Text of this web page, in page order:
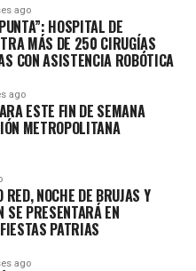
ago
HOSPITAL DE
MÁS DE 250 CIRUGÍAS
CON ASISTENCIA ROBÓTICA
ago
ESTE FIN DE SEMANA
METROPOLITANA
NOCHE DE BRUJAS Y
SE PRESENTARÁ EN
PATRIAS
ago